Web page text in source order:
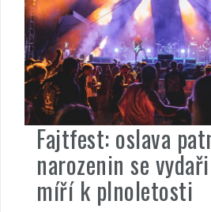
Fajtfest: oslava
narozenin se
míří k plnoletosti